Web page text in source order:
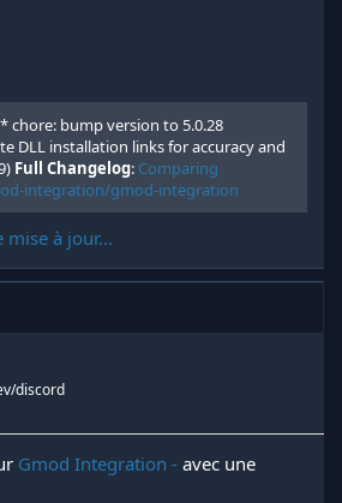
chore: bump version to 5.0.28
DLL installation links for accuracy and
Full Changelog: Comparing
integration/gmod-integration
mise à jour...
discord
Gmod Integration - avec une